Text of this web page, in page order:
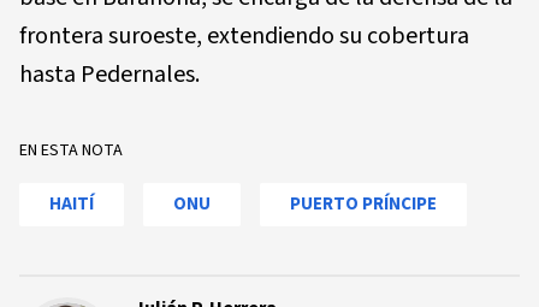
frontera suroeste, extendiendo su cobertura
hasta Pedernales.
EN ESTA NOTA
HAITÍ ONU PUERTO PRÍNCIPE